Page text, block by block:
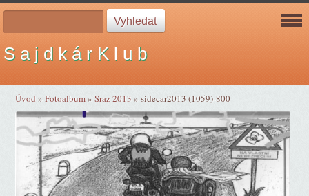
S a j d k á r K l u b
Úvod »Fotoalbum»Sraz 2013 »sidecar2013 (1059)-800